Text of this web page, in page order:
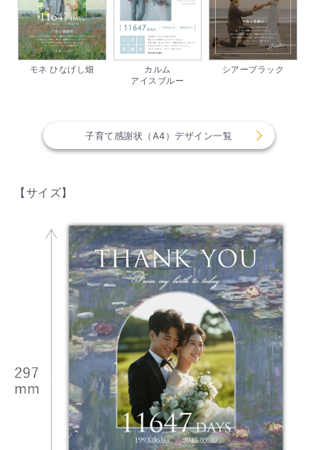
モネ ひなげし畑
カルム
アイスブルー
シアーブラック
子育て感謝状（A4）デザイン一覧
【サイズ】